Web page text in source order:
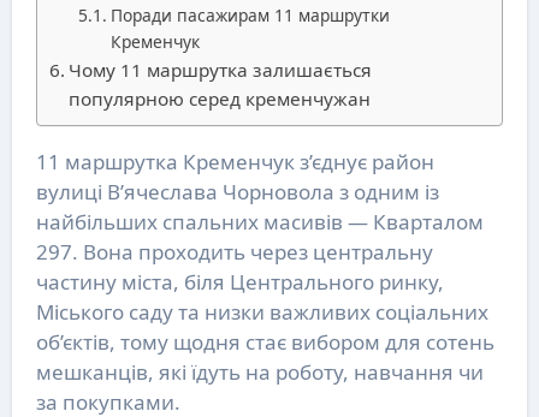
Поради пасажирам 11 маршрутки
Кременчук
Чому 11 маршрутка залишається
популярною серед кременчужан
11 маршрутка Кременчук з’єднує район
вулиці В’ячеслава Чорновола з одним із
найбільших спальних масивів — Кварталом
297. Вона проходить через центральну
частину міста, біля Центрального ринку,
Міського саду та низки важливих соціальних
об’єктів, тому щодня стає вибором для сотень
мешканців, які їдуть на роботу, навчання чи
за покупками.